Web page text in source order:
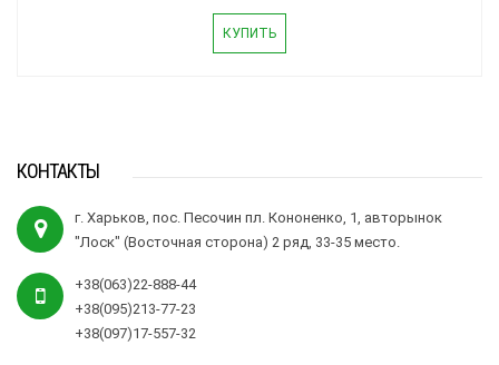
КУПИТЬ
КОНТАКТЫ
г. Харьков, пос. Песочин пл. Кононенко, 1, авторынок
"Лоск" (Восточная сторона) 2 ряд, 33-35 место.
+38(063)22-888-44
+38(095)213-77-23
+38(097)17-557-32